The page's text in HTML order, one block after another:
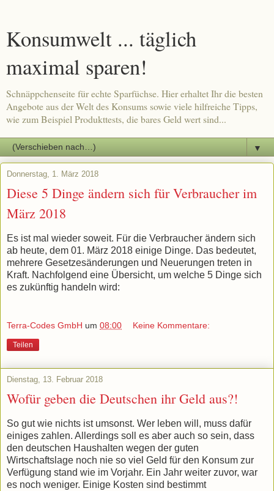
Konsumwelt ... täglich
maximal sparen!
Schnäppchenseite für echte Sparfüchse. Hier erhaltet Ihr die besten
Angebote aus der Welt des Konsums sowie viele hilfreiche Tipps,
wie zum Beispiel Produkttests, die bares Geld wert sind...
▼
Donnerstag, 1. März 2018
Diese 5 Dinge ändern sich für Verbraucher im
März 2018
Es ist mal wieder soweit. Für die Verbraucher ändern sich
ab heute, dem 01. März 2018 einige Dinge. Das bedeutet,
mehrere Gesetzesänderungen und Neuerungen treten in
Kraft. Nachfolgend eine Übersicht, um welche 5 Dinge sich
es zukünftig handeln wird:
Terra-Codes GmbH um 08:00 Keine Kommentare:
Teilen
Dienstag, 13. Februar 2018
Wofür geben die Deutschen ihr Geld aus?!
So gut wie nichts ist umsonst. Wer leben will, muss dafür
einiges zahlen. Allerdings soll es aber auch so sein, dass
den deutschen Haushalten wegen der guten
Wirtschaftslage noch nie so viel Geld für den Konsum zur
Verfügung stand wie im Vorjahr. Ein Jahr weiter zuvor, war
es noch weniger. Einige Kosten sind bestimmt